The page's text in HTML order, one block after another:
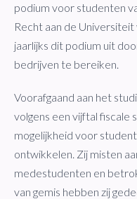
podium voor studenten
Recht aan de
jaarlijks dit podium uit
bedrijven te bereiken.
Voorafgaand aan het
volgens een vijftal
mogelijkheid voor
ontwikkelen. Zij misten
medestudenten en
van gemis hebben zij